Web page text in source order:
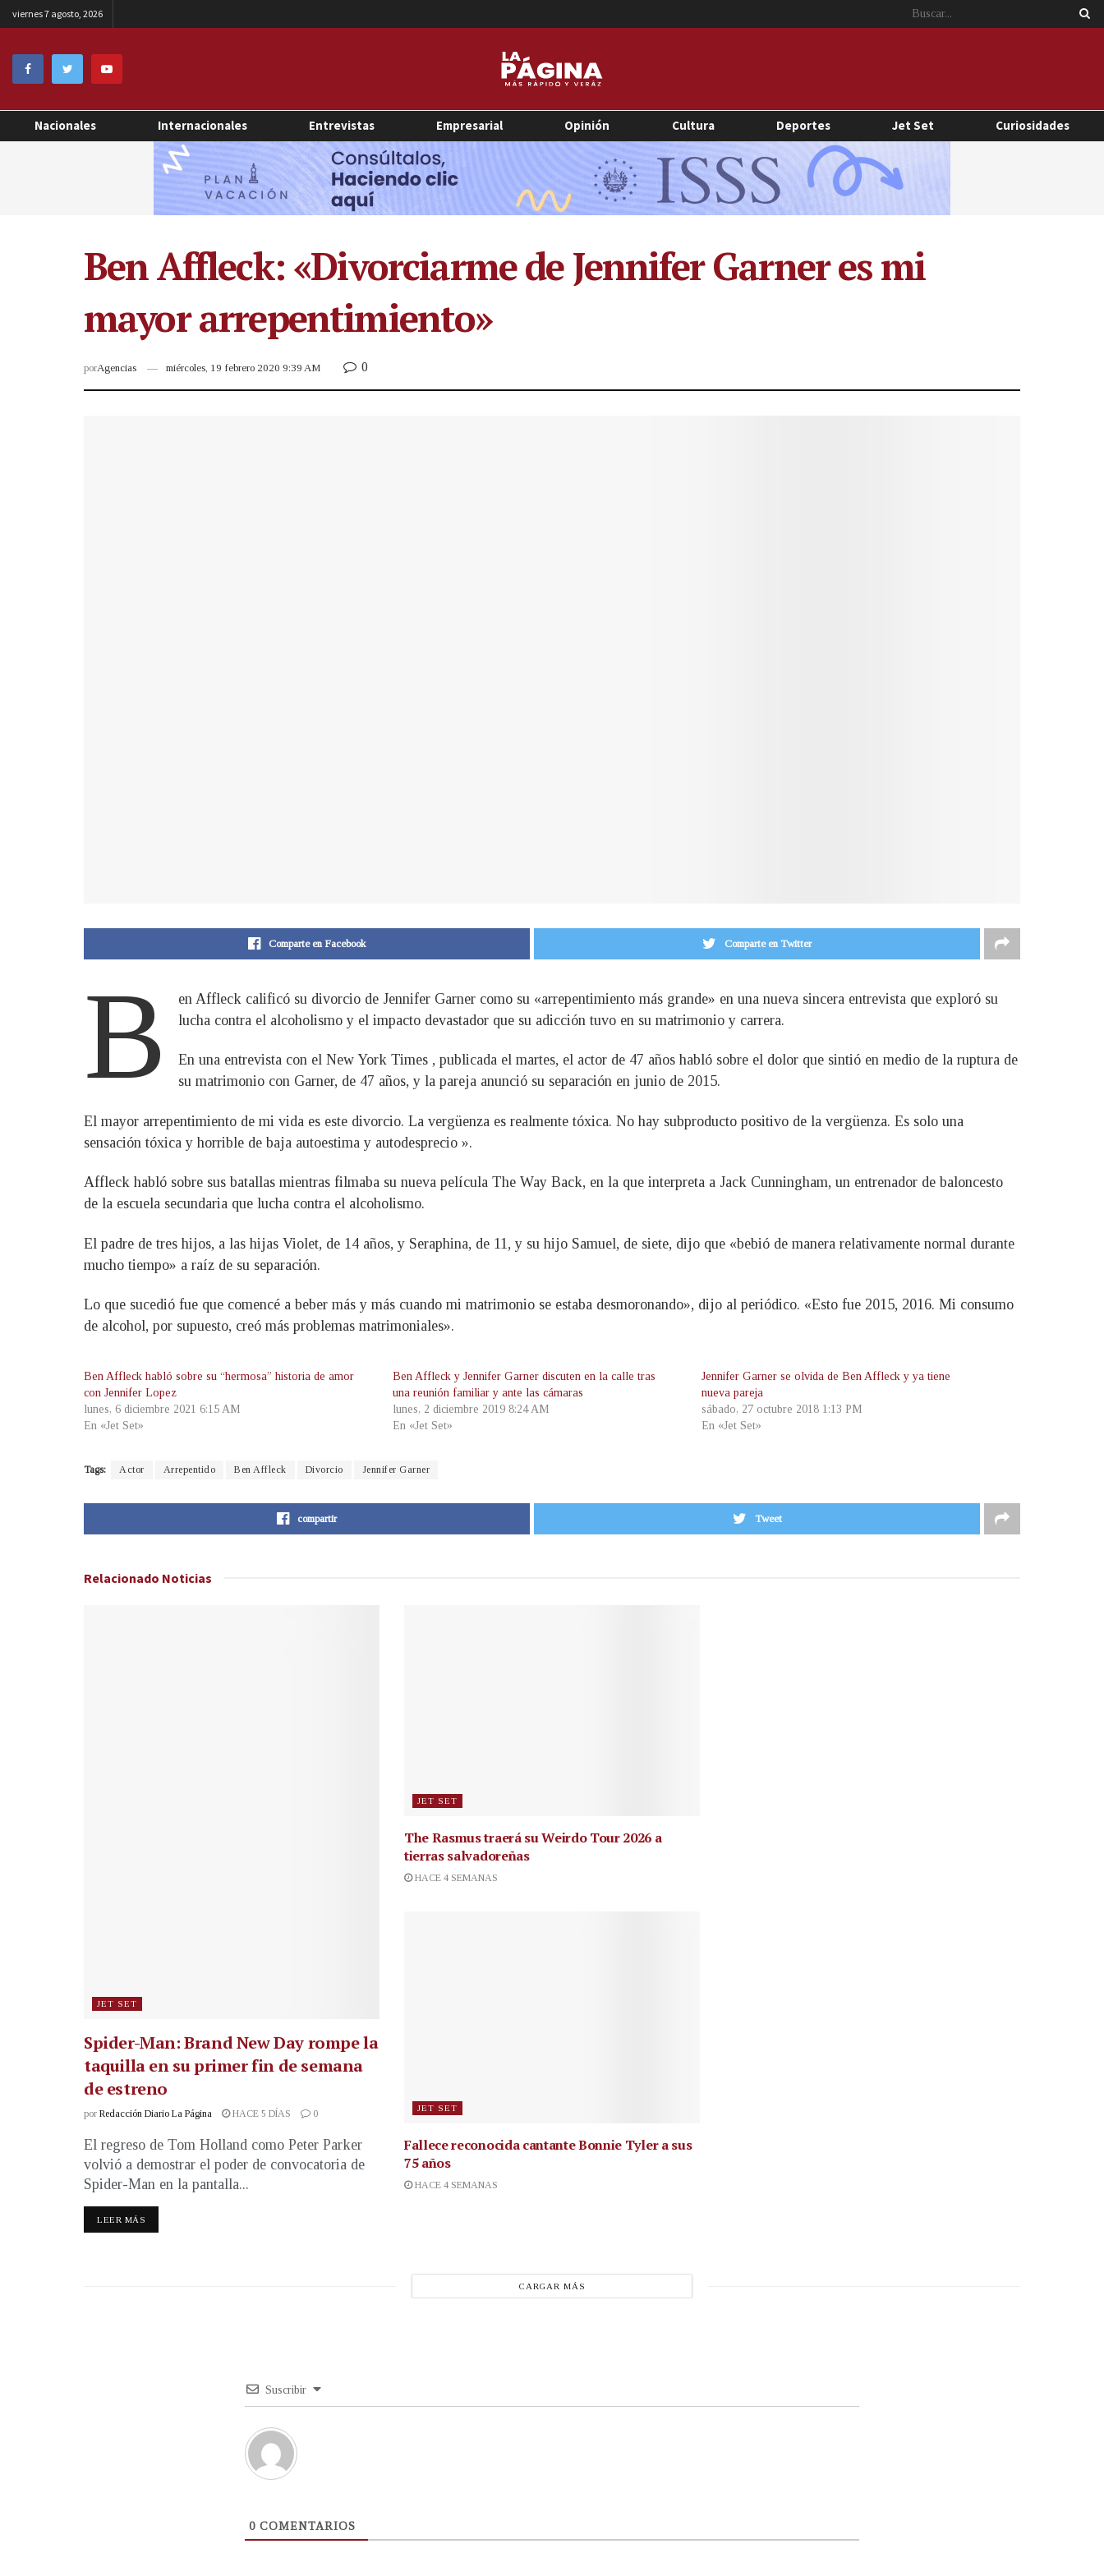
viernes 7 agosto, 2026
Nacionales Internacionales Entrevistas Empresarial Opinión Cultura Deportes Jet Set Curiosidades
Ben Affleck: «Divorciarme de Jennifer Garner es mi
mayor arrepentimiento»
porAgencias miércoles, 19 febrero 2020 9:39 AM 0
Comparte en Facebook Comparte en Twitter
B
en Affleck calificó su divorcio de Jennifer Garner como su «arrepentimiento más grande» en una nueva sincera entrevista que exploró su
lucha contra el alcoholismo y el impacto devastador que su adicción tuvo en su matrimonio y carrera.
En una entrevista con el New York Times , publicada el martes, el actor de 47 años habló sobre el dolor que sintió en medio de la ruptura de
su matrimonio con Garner, de 47 años, y la pareja anunció su separación en junio de 2015.
El mayor arrepentimiento de mi vida es este divorcio. La vergüenza es realmente tóxica. No hay subproducto positivo de la vergüenza. Es solo una
sensación tóxica y horrible de baja autoestima y autodesprecio ».
Affleck habló sobre sus batallas mientras filmaba su nueva película The Way Back, en la que interpreta a Jack Cunningham, un entrenador de baloncesto
de la escuela secundaria que lucha contra el alcoholismo.
El padre de tres hijos, a las hijas Violet, de 14 años, y Seraphina, de 11, y su hijo Samuel, de siete, dijo que «bebió de manera relativamente normal durante
mucho tiempo» a raíz de su separación.
Lo que sucedió fue que comencé a beber más y más cuando mi matrimonio se estaba desmoronando», dijo al periódico. «Esto fue 2015, 2016. Mi consumo
de alcohol, por supuesto, creó más problemas matrimoniales».
Ben Affleck habló sobre su “hermosa” historia de amor
con Jennifer Lopez
lunes, 6 diciembre 2021 6:15 AM
En «Jet Set»
Ben Affleck y Jennifer Garner discuten en la calle tras
una reunión familiar y ante las cámaras
lunes, 2 diciembre 2019 8:24 AM
En «Jet Set»
Jennifer Garner se olvida de Ben Affleck y ya tiene
nueva pareja
sábado, 27 octubre 2018 1:13 PM
En «Jet Set»
Tags: Actor Arrepentido Ben Affleck Divorcio Jennifer Garner
compartir Tweet
Relacionado Noticias
JET SET
Spider-Man: Brand New Day rompe la
taquilla en su primer fin de semana
de estreno
por Redacción Diario La Página HACE 5 DÍAS 0
El regreso de Tom Holland como Peter Parker
volvió a demostrar el poder de convocatoria de
Spider-Man en la pantalla...
LEER MÁS
JET SET
The Rasmus traerá su Weirdo Tour 2026 a
tierras salvadoreñas
HACE 4 SEMANAS
JET SET
Fallece reconocida cantanteBonnie Tyler a sus
75 años
HACE 4 SEMANAS
CARGAR MÁS
Suscribir
0 COMENTARIOS